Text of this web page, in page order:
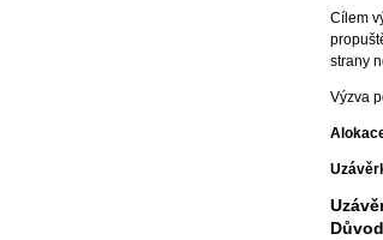
Cílem
strany
Výzva